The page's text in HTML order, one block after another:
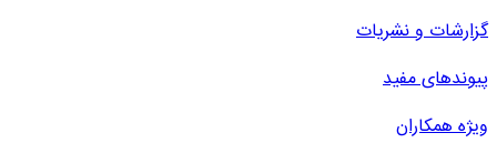
گزارشات و نشریات
پیوندهای مفید
ویژه همکاران